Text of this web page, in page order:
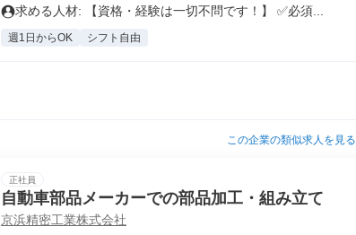
求める人材: 【資格・経験は一切不問です！】 ✅必須...
週1日からOK シフト自由
この企業の類似求人を見る
正社員
自動車部品メーカーでの部品加工・組み立て
京浜精密工業株式会社